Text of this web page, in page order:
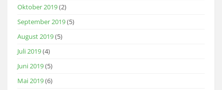
Oktober 2019(2)
September 2019(5)
August 2019(5)
Juli 2019(4)
Juni 2019(5)
Mai 2019(6)